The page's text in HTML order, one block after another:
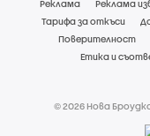
Реклама Реклама
Тарифа за откъси
Поверителност
Етика и
© 2026 Нова